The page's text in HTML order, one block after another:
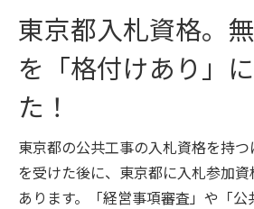
東京都入札資格。無
を「格付けあり」
た！
東京都の公共工事の入札資格を持
を受けた後に、東京都に入札参加
あります。「経営事項審査」や「